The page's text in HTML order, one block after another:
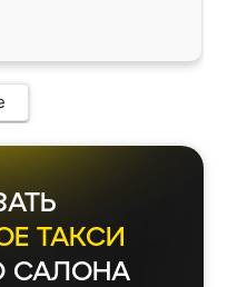
ТАКСИ
САЛОНА